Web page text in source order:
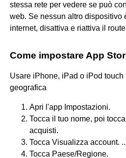
stessa rete per vedere se può
web. Se nessun altro dispositivo
internet, disattiva e riattiva il
Come impostare App
Usare iPhone, iPad o iPod
geografica
Apri l'app Impostazioni.
Tocca il tuo nome, poi
acquisti.
Tocca Visualizza account.
Tocca Paese/Regione.